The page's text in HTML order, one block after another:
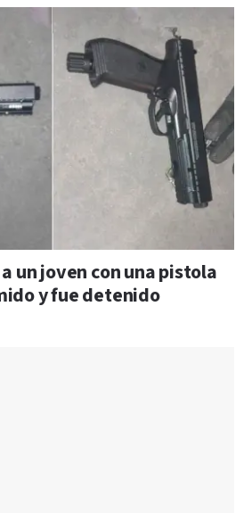
un joven con una pistola
y fue detenido